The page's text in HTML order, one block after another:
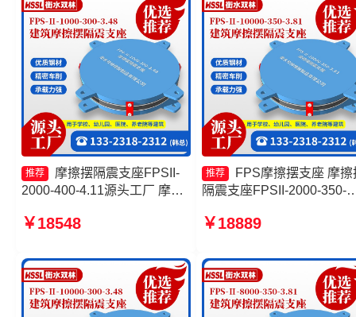
推荐
摩擦摆隔震支座FPSII-
2000-400-4.11源头工厂 摩擦
支座JZQZ-15000源头工厂 摩
￥18548
推荐
FPS摩擦摆支座 摩擦
隔震支座FPSII-2000-350-
家 摩擦摆隔震支座FPSII-
￥18889